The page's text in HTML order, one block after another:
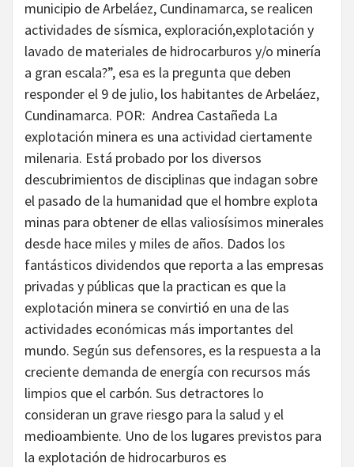
municipio de Arbeláez, Cundinamarca, se realicen
actividades de sísmica, exploración,explotación y
lavado de materiales de hidrocarburos y/o minería
a gran escala?”, esa es la pregunta que deben
responder el 9 de julio, los habitantes de Arbeláez,
Cundinamarca. POR: Andrea Castañeda La
explotación minera es una actividad ciertamente
milenaria. Está probado por los diversos
descubrimientos de disciplinas que indagan sobre
el pasado de la humanidad que el hombre explota
minas para obtener de ellas valiosísimos minerales
desde hace miles y miles de años. Dados los
fantásticos dividendos que reporta a las empresas
privadas y públicas que la practican es que la
explotación minera se convirtió en una de las
actividades económicas más importantes del
mundo. Según sus defensores, es la respuesta a la
creciente demanda de energía con recursos más
limpios que el carbón. Sus detractores lo
consideran un grave riesgo para la salud y el
medioambiente. Uno de los lugares previstos para
la explotación de hidrocarburos es